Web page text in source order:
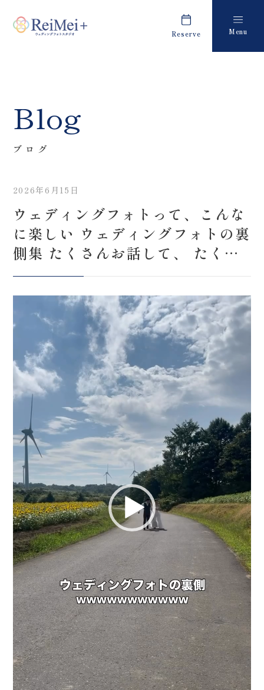
Reserve Menu
〒963-8041
福島県郡山市富田町権現林9−１
Tel.0120-05-7536
Time.10:30 - 18:00（年中無休）
来店のご予約
お問い合わせ
Costume
衣装
About us
Retouch
フォトレタッチ
Studio
スタジオ紹介
キャンペーン・お知らせ
Blog
ブログ
プライバシーポリシー
Blog
ブログ
2026年6月15日
ウェディングフォトって、こんな
に楽しい ウェディングフォトの裏
側集 たくさんお話して、 たくさ
ん笑って、 気づけば撮影時間はあ
っという間。 この動画を見返して
いると、 「あ〜楽しかったなぁ」
「また会いたいなぁ…」 って思い
ます️ 写真にのこる一日だけじゃな
く、 おふたりと過ごした時間も
大切な思い出です🫶🏻🪽
_____________________
Life is fantastic. 最高の人生
を、ともに。 ウェディングフォト
スタジオ「ReiMei+」 場所:福島
県郡山市富田町権現林9-1 問い合
わせ番号:0120-05-7536
LINE:@757gbgmv ご予約・ご
見学、ご相談（オンライン可） 受
付中です！
………………………………………
………… #ウェディングフォト #
前撮り #dressy花嫁 #プラコレ
#福島前撮り
プ
ー
ヤ
ー